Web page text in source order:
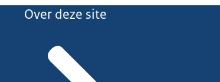
Over deze site